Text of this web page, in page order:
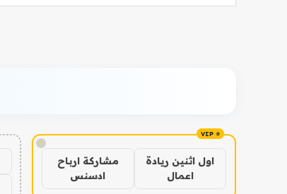
!
اول اثنين ريادة
اعمال
مشاركة ارباح
ادسنس